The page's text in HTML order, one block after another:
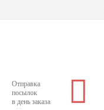
Отправка
посылок
в день заказа